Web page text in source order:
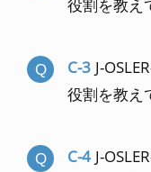
役割を教え
C-3 J-
役割を教え
C-4 J-